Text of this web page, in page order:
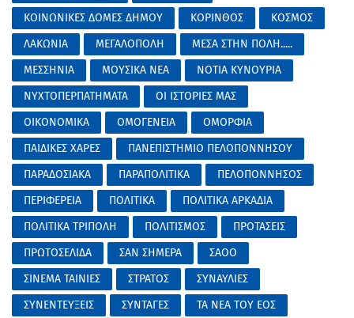
ΚΟΙΝΩΝΙΚΕΣ ΔΟΜΕΣ ΔΗΜΟΥ
ΚΟΡΙΝΘΟΣ
ΚΟΣΜΟΣ
ΛΑΚΩΝΙΑ
ΜΕΓΑΛΟΠΟΛΗ
ΜΕΣΑ ΣΤΗΝ ΠΟΛΗ.....
ΜΕΣΣΗΝΙΑ
ΜΟΥΣΙΚΑ ΝΕΑ
ΝΟΤΙΑ ΚΥΝΟΥΡΙΑ
ΝΥΧΤΟΠΕΡΠΑΤΗΜΑΤΑ
ΟΙ ΙΣΤΟΡΙΕΣ ΜΑΣ
ΟΙΚΟΝΟΜΙΚΑ
ΟΜΟΓΕΝΕΙΑ
ΟΜΟΡΦΙΑ
ΠΑΙΔΙΚΕΣ ΧΑΡΕΣ
ΠΑΝΕΠΙΣΤΗΜΙΟ ΠΕΛΟΠΟΝΝΗΣΟΥ
ΠΑΡΑΔΟΣΙΑΚΑ
ΠΑΡΑΠΟΛΙΤΙΚΑ
ΠΕΛΟΠΟΝΝΗΣΟΣ
ΠΕΡΙΦΕΡΕΙΑ
ΠΟΛΙΤΙΚΑ
ΠΟΛΙΤΙΚΑ ΑΡΚΑΔΙΑ
ΠΟΛΙΤΙΚΑ ΤΡΙΠΟΛΗ
ΠΟΛΙΤΙΣΜΟΣ
ΠΡΟΤΑΣΕΙΣ
ΠΡΩΤΟΣΕΛΙΔΑ
ΣΑΝ ΣΗΜΕΡΑ
ΣΑΟΟ
ΣΙΝΕΜΑ ΤΑΙΝΙΕΣ
ΣΤΡΑΤΟΣ
ΣΥΝΑΥΛΙΕΣ
ΣΥΝΕΝΤΕΥΞΕΙΣ
ΣΥΝΤΑΓΕΣ
ΤΑ ΝΕΑ ΤΟΥ ΕΟΣ